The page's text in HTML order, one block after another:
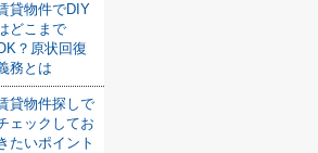
貸物件でDIY
どこまで
？原状回復
務とは
貸物件探しで
ェックしてお
たいポイント